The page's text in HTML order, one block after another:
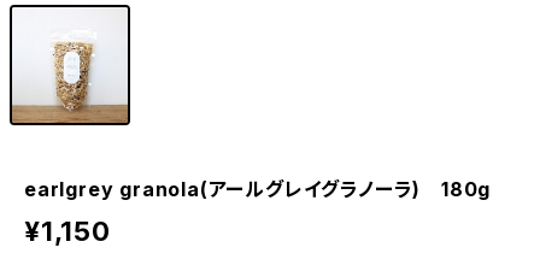
earlgrey granola(アールグレイグラノーラ) 180g
¥1,150